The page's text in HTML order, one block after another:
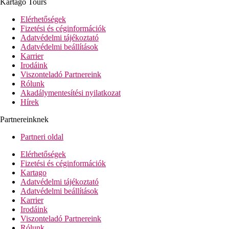
egyágyas szobák - nem oldalról tengerre nézők
oldalról tengerre néző szobák - földszinti szobák, terasz
oldalról tengerre néző szobák - földszinti szobák, belső
udvarra néző terasz
tengerre néző szobák
bungalók - a kertben helyezkednek el, oldalról tengerre
néző balkon vagy terasz
bungalók - a kertben helyezkednek el, tengerre néző
balkon vagy terasz
családi szobák - tágasabbak, a felsőbb emeleteken, külön
hálószoba, tengerre nézők
hálószoba, kert, tengerre nézők
hálószoba, kert, oldalról tengerre nézők
hálószoba, kert, tengerre nézők
családi szobák - tágasabbak, a főépületben a földszinten, a
felsőbb emeleteken, külön hálószoba, oldalról tengerre
nézők
családi szobák - tágasabbak, a főépületben a földszinten, a
felsőbb emeleteken, külön hálószoba, tengerre nézők
családi masionettek - kétszintesek, tengerre néző balkon
vagy terasz
Kartago Tours
Elérhetőségek
Fizetési és céginformációk
Adatvédelmi tájékoztató
Adatvédelmi beállítások
Karrier
Irodáink
Viszonteladó Partnereink
Rólunk
Akadálymentesítési nyilatkozat
Hírek
Partnereinknek
Partneri oldal
Elérhetőségek
Fizetési és céginformációk
Kartago
Adatvédelmi tájékoztató
Adatvédelmi beállítások
Karrier
Irodáink
Viszonteladó Partnereink